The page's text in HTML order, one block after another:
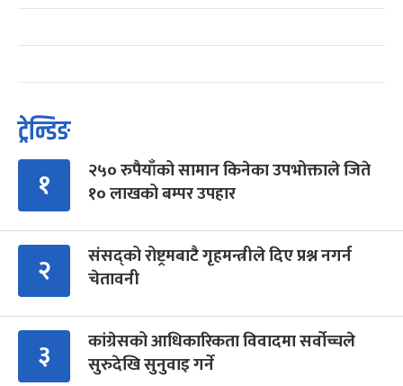
ट्रेन्डिङ
१
२५० रुपैयाँको सामान किनेका उपभोक्ताले जिते
१० लाखको बम्पर उपहार
२
संसद्को रोष्ट्रमबाटै गृहमन्त्रीले दिए प्रश्न नगर्न
चेतावनी
३
कांग्रेसको आधिकारिकता विवादमा सर्वोच्चले
सुरुदेखि सुनुवाइ गर्ने